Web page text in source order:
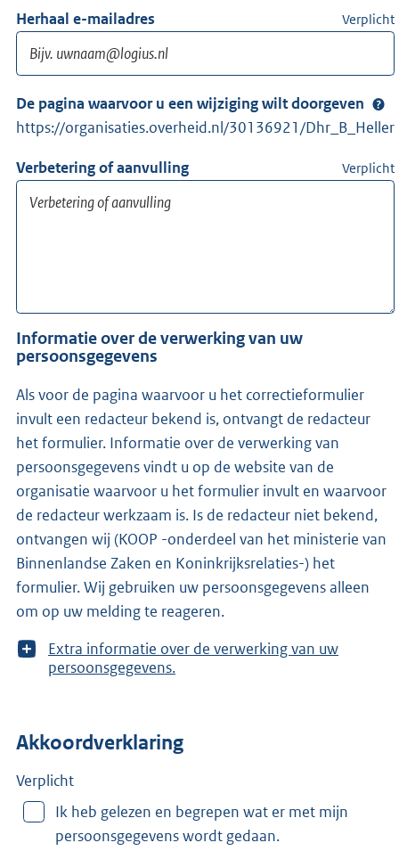
Herhaal e-mailadres Verplicht
De pagina waarvoor u een wijziging wilt doorgeven
https://organisaties.overheid.nl/30136921/Dhr_B_Heller
Verbetering of aanvulling Verplicht
Informatie over de verwerking van uw
persoonsgegevens
Als voor de pagina waarvoor u het correctieformulier
invult een redacteur bekend is, ontvangt de redacteur
het formulier. Informatie over de verwerking van
persoonsgegevens vindt u op de website van de
organisatie waarvoor u het formulier invult en waarvoor
de redacteur werkzaam is. Is de redacteur niet bekend,
ontvangen wij (KOOP -onderdeel van het ministerie van
Binnenlandse Zaken en Koninkrijksrelaties-) het
formulier. Wij gebruiken uw persoonsgegevens alleen
om op uw melding te reageren.
T
o
e
r
n
Extra informatie over de verwerking van uw
persoonsgegevens.
Akkoordverklaring
Verplicht
Ik heb gelezen en begrepen wat er met mijn
persoonsgegevens wordt gedaan.